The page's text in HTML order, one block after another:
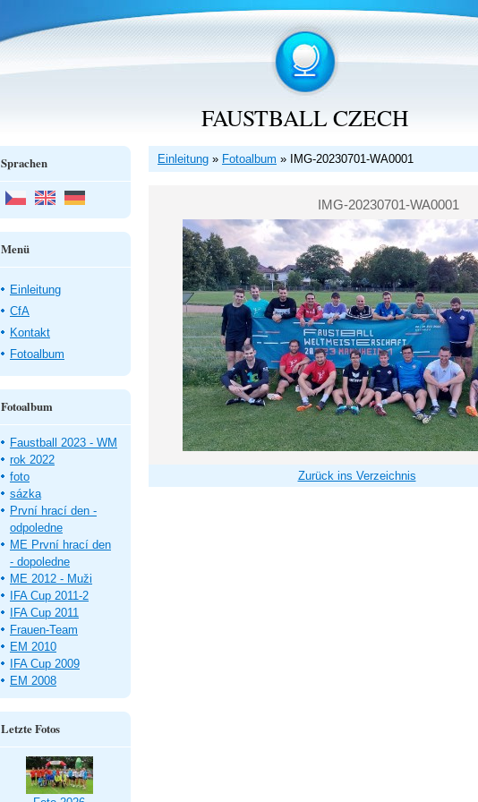
FAUSTBALL CZECH
Einleitung » Fotoalbum » IMG-20230701-WA0001
IMG-20230701-WA0001
Zurück ins Verzeichnis
Sprachen
Menü
Einleitung
CfA
Kontakt
Fotoalbum
Fotoalbum
Faustball 2023 - WM
rok 2022
foto
sázka
První hrací den -
odpoledne
ME První hrací den
- dopoledne
ME 2012 - Muži
IFA Cup 2011-2
IFA Cup 2011
Frauen-Team
EM 2010
IFA Cup 2009
EM 2008
Letzte Fotos